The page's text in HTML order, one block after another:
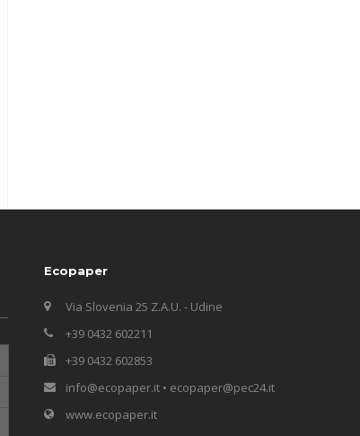
Ecopaper
Via Slovenia 25 Z.A.U. - Udine
+39 0432 602211
+39 0432 602853
info@ecopaper.it • ecopaper@pec24.it
www.ecopaper.it